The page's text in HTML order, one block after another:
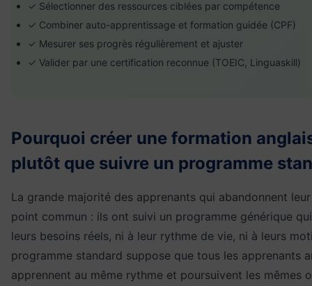
✓ Sélectionner des ressources ciblées par compétence
✓ Combiner auto-apprentissage et formation guidée (CPF)
✓ Mesurer ses progrès régulièrement et ajuster
✓ Valider par une certification reconnue (TOEIC, Linguaskill)
Pourquoi créer une formation
plutôt que suivre un programme
La grande majorité des apprenants qui abandonnent
point commun : ils ont suivi un programme générique
leurs besoins réels, ni à leur rythme de vie, ni à leurs
programme standard suppose que tous les apprenants
apprennent au même rythme et poursuivent les mêmes